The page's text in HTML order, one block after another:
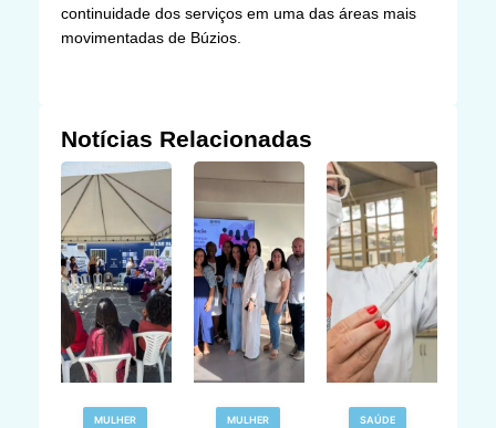
continuidade dos serviços em uma das áreas mais
movimentadas de Búzios.
Notícias Relacionadas
MULHER MULHER SAÚDE